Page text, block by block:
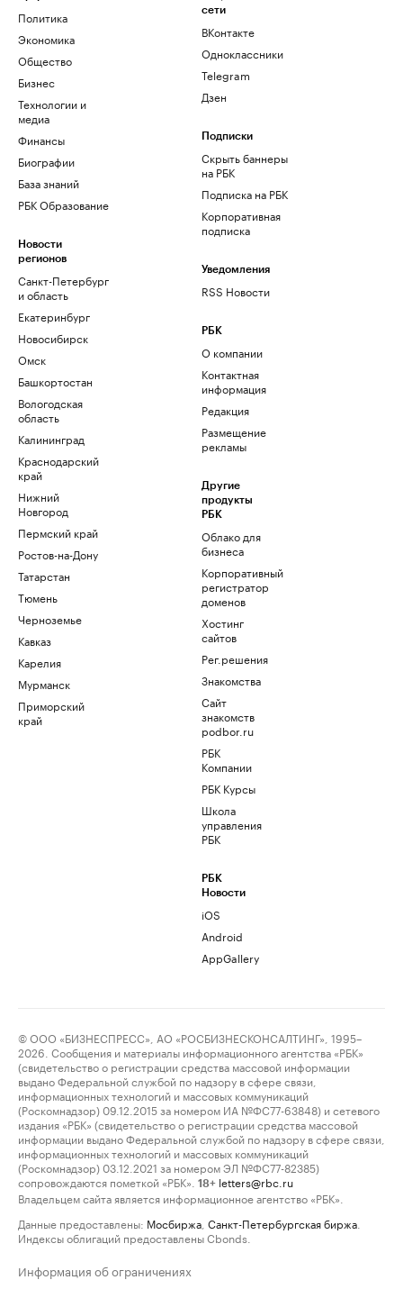
Политика
Экономика
Общество
Бизнес
Технологии и
медиа
Финансы
Биографии
База знаний
РБК Образование
Новости
регионов
Санкт-Петербург
и область
Екатеринбург
Новосибирск
Омск
Башкортостан
Вологодская
область
Калининград
Краснодарский
край
Нижний
Новгород
Пермский край
Ростов-на-Дону
Татарстан
Тюмень
Черноземье
Кавказ
Карелия
Мурманск
Приморский
край
сети
ВКонтакте
Одноклассники
Telegram
Дзен
Подписки
Скрыть баннеры
на РБК
Подписка на РБК
Корпоративная
подписка
Уведомления
RSS Новости
РБК
О компании
Контактная
информация
Редакция
Размещение
рекламы
Другие
продукты
РБК
Облако для
бизнеса
Корпоративный
регистратор
доменов
Хостинг
сайтов
Рег.решения
Знакомства
Сайт
знакомств
podbor.ru
РБК
Компании
РБК Курсы
Школа
управления
РБК
РБК
Новости
iOS
Android
AppGallery
© ООО «БИЗНЕСПРЕСС», АО «РОСБИЗНЕСКОНСАЛТИНГ», 1995–
2026. Сообщения и материалы информационного агентства «РБК»
(свидетельство о регистрации средства массовой информации
выдано Федеральной службой по надзору в сфере связи,
информационных технологий и массовых коммуникаций
(Роскомнадзор) 09.12.2015 за номером ИА №ФС77-63848) и сетевого
издания «РБК» (свидетельство о регистрации средства массовой
информации выдано Федеральной службой по надзору в сфере связи,
информационных технологий и массовых коммуникаций
(Роскомнадзор) 03.12.2021 за номером ЭЛ №ФС77-82385)
сопровождаются пометкой «РБК».
18+ letters@rbc.ru
Владельцем сайта является информационное агентство «РБК».
Данные предоставлены: Мосбиржа Санкт-Петербургская биржа
Индексы облигаций предоставлены Cbonds.
Информация об ограничениях